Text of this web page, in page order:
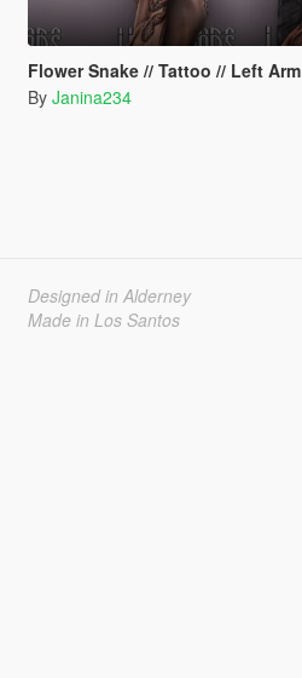
Flower Snake // Tattoo // Left Arm
By Janina234
Designed in Alderney
Made in Los Santos